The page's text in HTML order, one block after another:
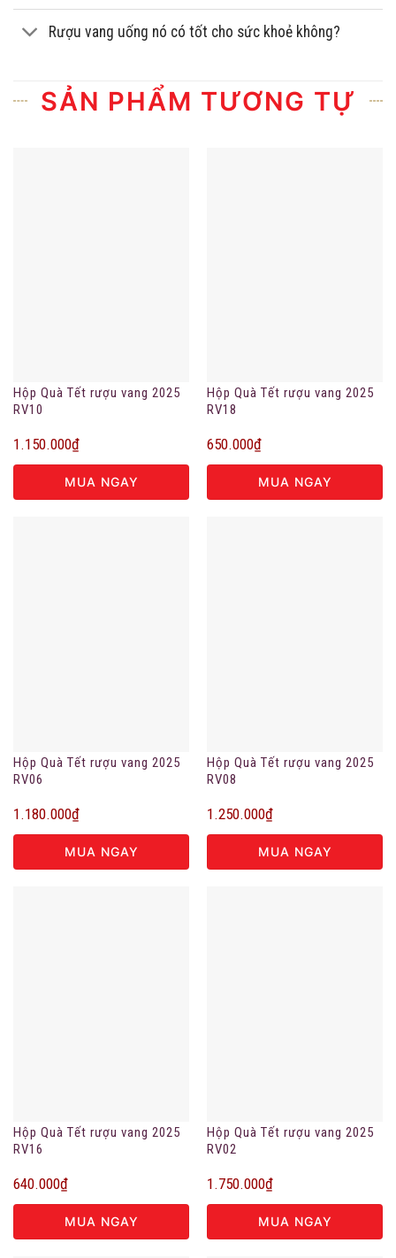
Rượu vang uống nó có tốt cho sức khoẻ không?
SẢN PHẨM TƯƠNG TỰ
Hộp Quà Tết rượu vang 2025
RV10
1.150.000₫
MUA NGAY
Hộp Quà Tết rượu vang 2025
RV18
650.000₫
MUA NGAY
Hộp Quà Tết rượu vang 2025
RV06
1.180.000₫
MUA NGAY
Hộp Quà Tết rượu vang 2025
RV08
1.250.000₫
MUA NGAY
Hộp Quà Tết rượu vang 2025
RV16
640.000₫
MUA NGAY
Hộp Quà Tết rượu vang 2025
RV02
1.750.000₫
MUA NGAY